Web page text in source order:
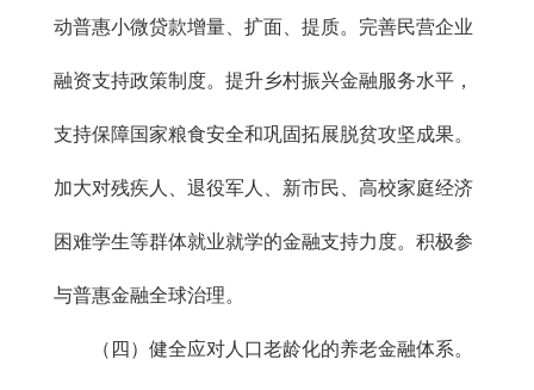
动普惠小微贷款增量、扩面、提质。完善民营企业
融资支持政策制度。提升乡村振兴金融服务水平，
支持保障国家粮食安全和巩固拓展脱贫攻坚成果。
加大对残疾人、退役军人、新市民、高校家庭经济
困难学生等群体就业就学的金融支持力度。积极参
与普惠金融全球治理。
（四）健全应对人口老龄化的养老金融体系。